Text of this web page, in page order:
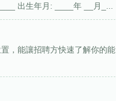
出生年月: ____年 __月_...
，能讓招聘方快速了解你的能